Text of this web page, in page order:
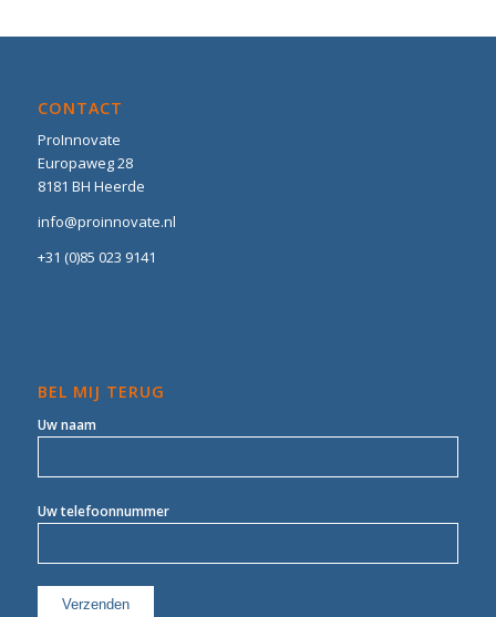
CONTACT
ProInnovate
Europaweg 28
8181 BH Heerde
info@proinnovate.nl
+31 (0)85 023 9141
BEL MIJ TERUG
Uw naam
Uw telefoonnummer